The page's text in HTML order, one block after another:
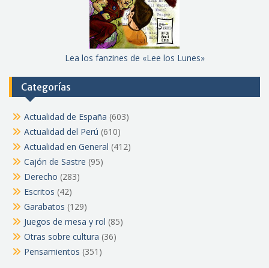
Lea los fanzines de «Lee los Lunes»
Categorías
Actualidad de España (603)
Actualidad del Perú (610)
Actualidad en General (412)
Cajón de Sastre (95)
Derecho (283)
Escritos (42)
Garabatos (129)
Juegos de mesa y rol (85)
Otras sobre cultura (36)
Pensamientos (351)